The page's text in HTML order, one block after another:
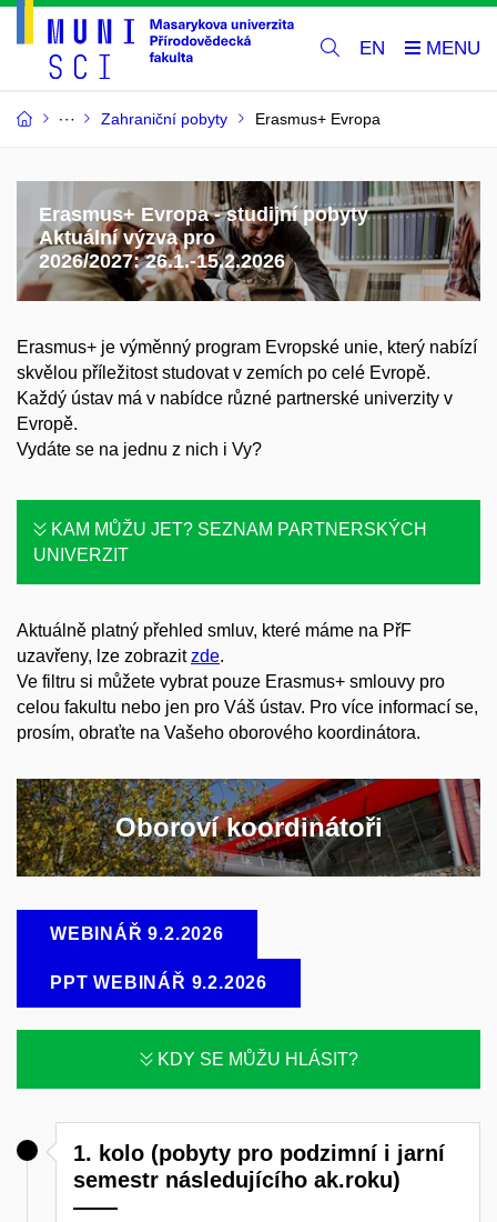
EN
Zahraniční pobyty Erasmus+ Evropa
Erasmus+ Evropa - studijní pobyty
Aktuální výzva pro
2026/2027: 26.1.-15.2.2026
Erasmus+ je výměnný program Evropské unie, který nabízí
skvělou příležitost studovat v zemích po celé Evropě.
Každý ústav má v nabídce různé partnerské univerzity v
Evropě.
Vydáte se na jednu z nich i Vy?
KAM MŮŽU JET? SEZNAM PARTNERSKÝCH
UNIVERZIT
Aktuálně platný přehled smluv, které máme na PřF
uzavřeny, lze zobrazitzde.
Ve filtru si můžete vybrat pouze Erasmus+ smlouvy pro
celou fakultu nebo jen pro Váš ústav. Pro více informací se,
prosím, obraťte na Vašeho oborového koordinátora.
Oboroví koordinátoři
WEBINÁŘ 9.2.2026
PPT WEBINÁŘ 9.2.2026
KDY SE MŮŽU HLÁSIT?
1. kolo (pobyty pro podzimní i jarní
semestr následujícího ak.roku)